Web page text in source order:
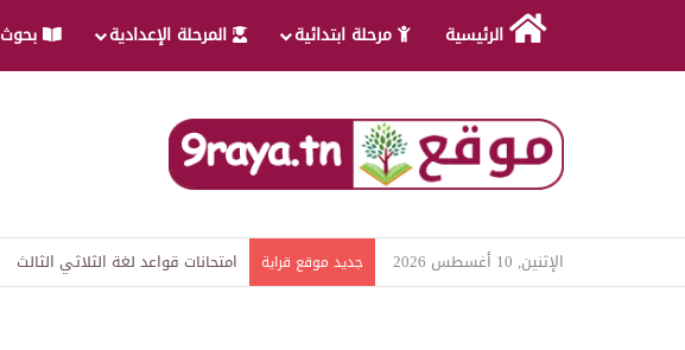
الرئيسية مرحلة ابتدائية المرحلة الإعدادية بحوث
الإثنين, 10 أغسطس 2026 جديد موقع قراية امتحانات قواعد لغة الثلاثي الثالث